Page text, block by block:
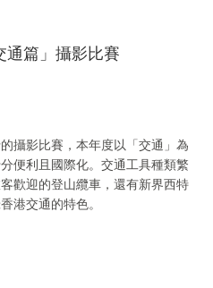
通篇」攝影比賽
攝影比賽，本年度以「交通」為
便利且國際化。交通工具種類繁
歡迎的登山纜車，還有新界西特
港交通的特色。